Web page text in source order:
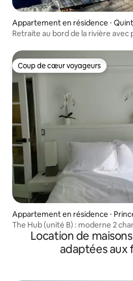
Appartement en résidence ⋅
Retraite au bord de la rivière avec
Coup de cœur voyageurs
Coup de cœur voyageurs
Appartement en résidence ⋅
The Hub (unité B) : moderne 2
PictonLocation de
adaptées aux